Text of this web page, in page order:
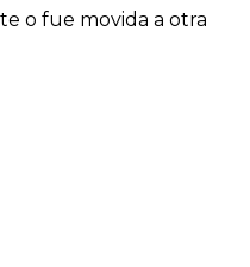
o fue movida a otra